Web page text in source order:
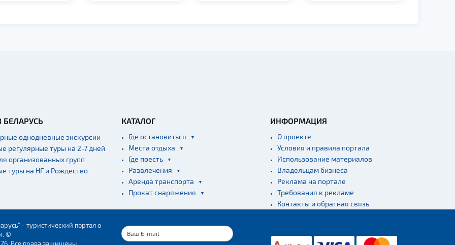
БЕЛАРУСЬ
однодневные экскурсии
регулярные туры на 2-7 дней
организованных групп
туры на НГ и Рождество
КАТАЛОГ
Где остановиться
Места отдыха
Где поесть
Развлечения
Аренда транспорта
Прокат снаряжения
ИНФОРМАЦИЯ
О проекте
Условия и правила портала
Использование материалов
Владельцам бизнеса
Реклама на портале
Требования к рекламе
Контакты и обратная связь
- туристический портал о
©
Все права защищены.